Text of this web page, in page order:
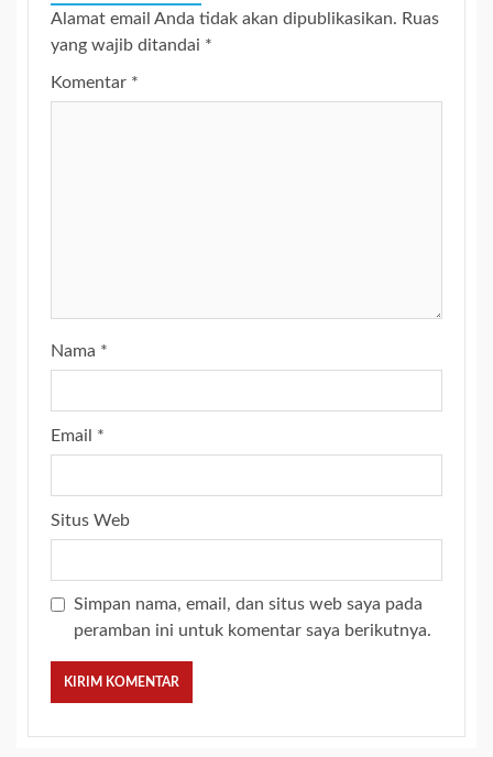
Alamat email Anda tidak akan dipublikasikan. Ruas
yang wajib ditandai *
Komentar *
Nama *
Email *
Situs Web
Simpan nama, email, dan situs web saya pada
peramban ini untuk komentar saya berikutnya.